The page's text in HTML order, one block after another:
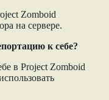
Zomboid
на сервере.
к себе?
в Project Zomboid